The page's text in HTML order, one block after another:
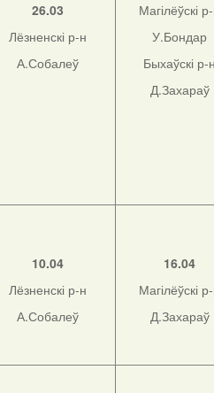
26.03
Лёзненскі р-н
А.Собалеў
Магілёўскі
У.Бондар
Быхаўскі р-
Д.Захараў
10.04
Лёзненскі р-н
А.Собалеў
16.04
Магілёўскі
Д.Захараў